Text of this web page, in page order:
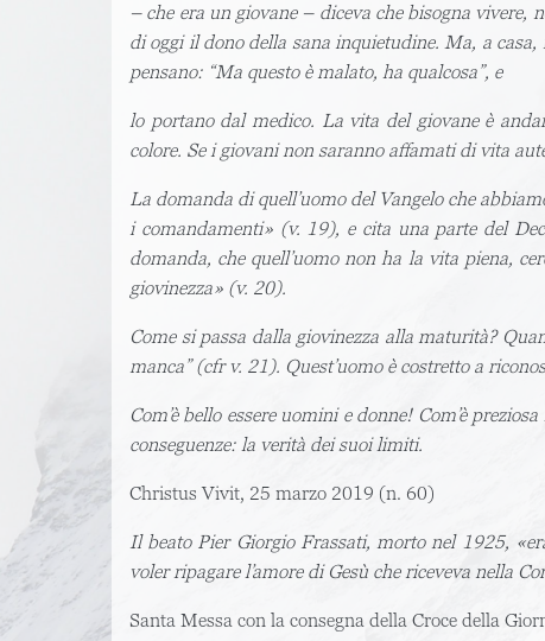
– che era un giovane – diceva che bisogna vivere,
di oggi il dono della sana inquietudine. Ma, a
pensano: “Ma questo è malato, ha qualcosa”, e
lo portano dal medico. La vita del giovane è
colore. Se i giovani non saranno affamati di vita
La domanda di quell’uomo del Vangelo che
i comandamenti» (v. 19), e cita una parte del
domanda, che quell’uomo non ha la vita piena,
giovinezza» (v. 20).
Come si passa dalla giovinezza alla maturità?
manca” (cfr v. 21). Quest’uomo è costretto a
Com’è bello essere uomini e donne! Com’è
conseguenze: la verità dei suoi limiti.
Christus Vivit, 25 marzo 2019 (n. 60)
Il beato Pier Giorgio Frassati, morto nel 1925,
voler ripagare l’amore di Gesù che riceveva nella
Santa Messa con la consegna della Croce della